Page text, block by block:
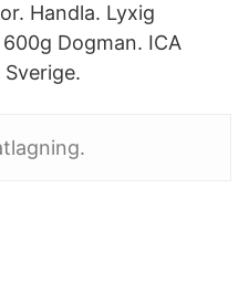
Handla. Lyxig
Dogman. ICA
Sverige.